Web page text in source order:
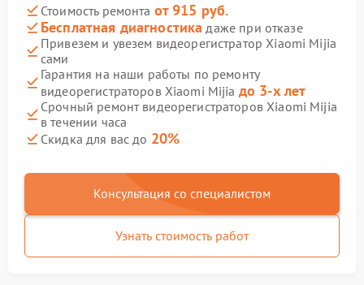
Стоимость ремонта от 915 руб.
Бесплатная диагностика даже при отказе
Привезем и увезем видеорегистратор Xiaomi Mijia
сами
Гарантия на наши работы по ремонту
видеорегистраторов Xiaomi Mijia до 3-х лет
Срочный ремонт видеорегистраторов Xiaomi Mijia
в течении часа
Скидка для вас до 20%
Консультация со специалистом
Узнать стоимость работ